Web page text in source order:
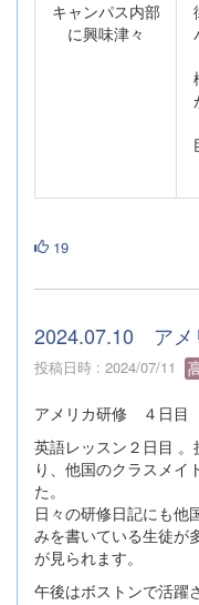
キャンパス内部
に興味津々
19
2024.07.10 アメ
投稿日時 : 2024/07/11
アメリカ研修 ４日
英語レッスン２日目
り、他国のクラスメイ
た。
日々の研修日記にも他
みを書いている生徒が
が見られます。
午後はボストンで活躍